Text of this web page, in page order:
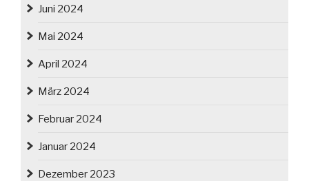
Juni 2024
Mai 2024
April 2024
März 2024
Februar 2024
Januar 2024
Dezember 2023